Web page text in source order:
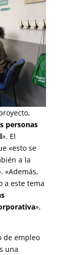
personas
». El
«esto se
a la
«Además,
a este tema
»,
de empleo
una